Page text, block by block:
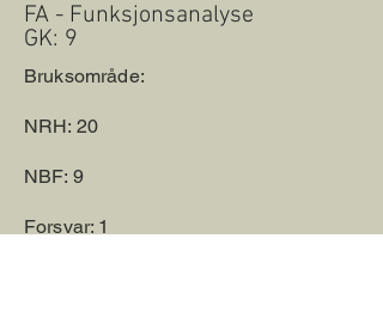
FA - Funksjonsanalyse
GK: 9
Bruksområde:
NRH: 20
NBF: 9
Forsvar: 1